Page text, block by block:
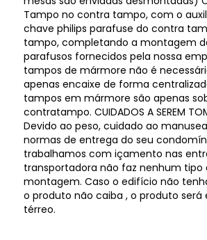
Tampo no contra tampo, com o
chave philips parafuse do contra
tampo, completando a montagem
parafusos fornecidos pela nossa
tampos de mármore não é
apenas encaixe de forma
tampos em mármore são apenas
contratampo. CUIDADOS A SEREM
Devido ao peso, cuidado ao
normas de entrega do seu
trabalhamos com içamento nas
transportadora não faz nenhum tipo
montagem. Caso o edifício não
o produto não caiba , o produto será
térreo.